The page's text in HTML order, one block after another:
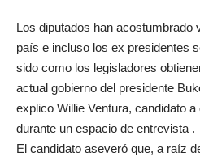
Los diputados han acostumbrado
país e incluso los ex presidentes
sido como los legisladores
actual gobierno del presidente
explico Willie Ventura, candidato
durante un espacio de entrevista .
El candidato aseveró que, a raíz